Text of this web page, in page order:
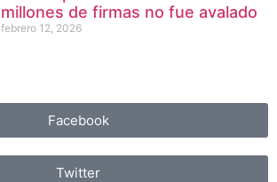
millones de firmas no fue avalado
febrero 12, 2026
Facebook
Twitter